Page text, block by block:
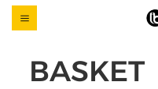
Aller
au
MAIN
BASKET